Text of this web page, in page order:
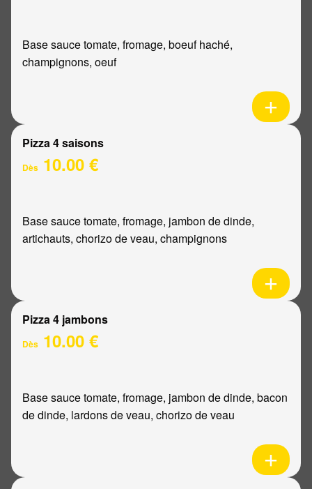
Base sauce tomate, fromage, boeuf haché,
champignons, oeuf
Pizza 4 saisons
Dès 10.00 €
Base sauce tomate, fromage, jambon de dinde,
artichauts, chorizo de veau, champignons
Pizza 4 jambons
Dès 10.00 €
Base sauce tomate, fromage, jambon de dinde, bacon
de dinde, lardons de veau, chorizo de veau